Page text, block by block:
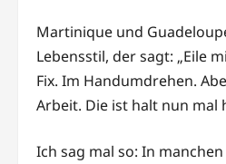
Martinique und
Lebensstil, der sagt: „Eile
Fix. Im Handumdrehen.
Arbeit. Die ist halt nun
Ich sag mal so: In